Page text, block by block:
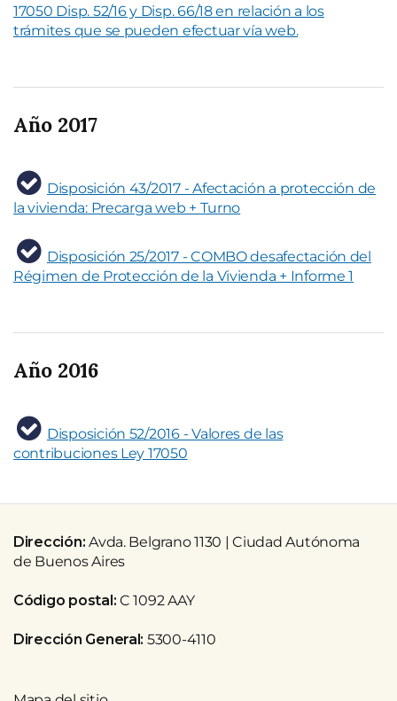
17050 Disp. 52/16 y Disp. 66/18 en relación a los
trámites que se pueden efectuar vía web.
Año 2017
Disposición 43/2017 - Afectación a protección de
la vivienda: Precarga web + Turno
Disposición 25/2017 - COMBO desafectación del
Régimen de Protección de la Vivienda + Informe 1
Año 2016
Disposición 52/2016 - Valores de las
contribuciones Ley 17050
Dirección: Avda. Belgrano 1130 | Ciudad Autónoma
de Buenos Aires
Código postal: C 1092 AAY
Dirección General: 5300-4110